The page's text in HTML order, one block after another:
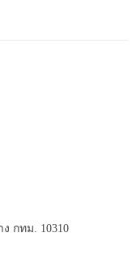
กทม. 10310